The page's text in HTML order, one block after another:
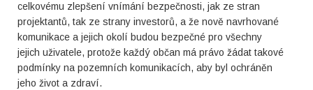
celkovému zlepšení vnímání bezpečnosti, jak ze stran
projektantů, tak ze strany investorů, a že nově navrhované
komunikace a jejich okolí budou bezpečné pro všechny
jejich uživatele, protože každý občan má právo žádat takové
podmínky na pozemních komunikacích, aby byl ochráněn
jeho život a zdraví.